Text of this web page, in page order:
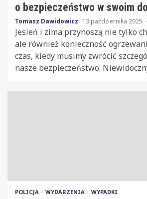
o bezpieczeństwo w swoim
Tomasz Dawidowicz 13 października 2025
Jesień i zima przynoszą nie tylko
ale również konieczność
czas, kiedy musimy zwrócić
nasze bezpieczeństwo.
POLICJA WYDARZENIA WYPADKI